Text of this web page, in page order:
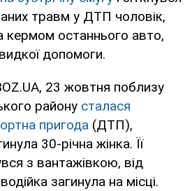
травм у ДТП чоловік,
кермом останнього авто,
допомоги.
23 жовтня поблизу
району сталася
пригода (ДТП),
30-річна жінка. Її
з вантажівкою, від
загинула на місці.